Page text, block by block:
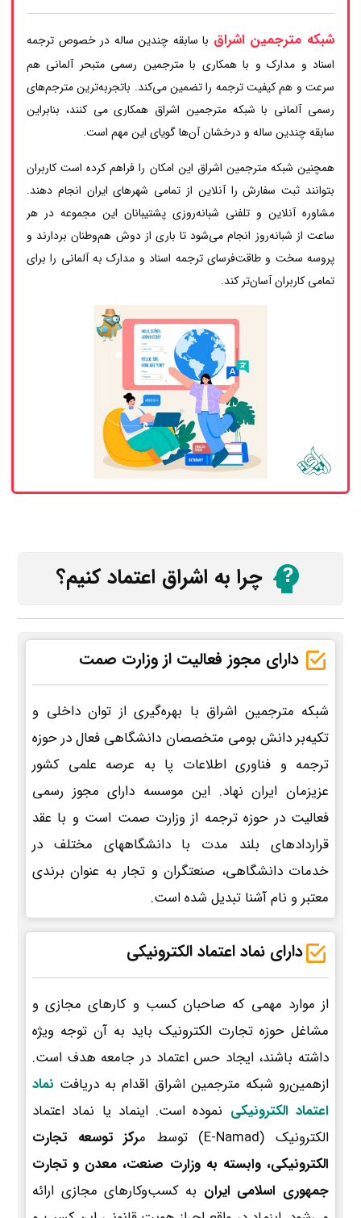
شبکه مترجمین اشراق با سابقه چندین ساله در خصوص ترجمه
اسناد و مدارک و با همکاری با مترجمین رسمی متبحر آلمانی هم
سرعت و هم کیفیت ترجمه را تضمین می‌کند. باتجربه‌ترین مترجم‌های
رسمی آلمانی با شبکه مترجمین اشراق همکاری می کنند، بنابراین
سابقه چندین ساله و درخشان آن‌ها گویای این مهم است.
همچنین شبکه مترجمین اشراق این امکان را فراهم کرده است کاربران
بتوانند ثبت سفارش را آنلاین از تمامی شهرهای ایران انجام دهند.
مشاوره آنلاین و تلفنی شبانه‌روزی پشتیبانان این مجموعه در هر
ساعت از شبانه‌روز انجام می‌شود تا باری از دوش هم‌وطنان بردارند و
پروسه سخت و طاقت‌فرسای ترجمه اسناد و مدارک به آلمانی را برای
تمامی کاربران آسان‌تر کند.
چرا به اشراق اعتماد کنیم؟
دارای مجوز فعالیت از وزارت صمت
شبکه مترجمین اشراق با بهره‌گیری از توان داخلی و
تکیه‌بر دانش بومی متخصصان دانشگاهی فعال در حوزه
ترجمه و فناوری اطلاعات پا به عرصه علمی کشور
عزیزمان ایران نهاد. این موسسه دارای مجوز رسمی
فعالیت در حوزه ترجمه از وزارت صمت است و با عقد
قراردادهای بلند مدت با دانشگاههای مختلف در
خدمات دانشگاهی، صنعتگران و تجار به عنوان برندی
معتبر و نام آشنا تبدیل شده است.
دارای نماد اعتماد الکترونیکی
از موارد مهمی که صاحبان کسب و کارهای مجازی و
مشاغل حوزه تجارت الکترونیک باید به آن توجه ویژه
داشته باشند، ایجاد حس اعتماد در جامعه هدف است.
ازهمین‌رو شبکه مترجمین اشراق اقدام به دریافت نماد
اعتماد الکترونیکی نموده است. اینماد یا نماد اعتماد
الکترونیک (E-Namad) توسط م
رکز توسعه تجارت
الکترونیکی، وابسته به وزارت صنعت، معدن و تجارت
جمهوری اسلامی ایران به کسب‌وکارهای مجازی ارائه